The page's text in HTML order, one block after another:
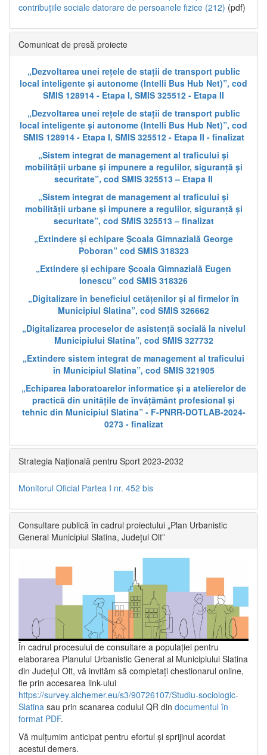
contribuțiile sociale datorare de persoanele fizice (212) (pdf)
Comunicat de presă proiecte
„Dezvoltarea unei rețele de stații de transport public
local inteligente și autonome (Intelli Bus Hub Net)”, cod
SMIS 128914 - Etapa I, SMIS 325512 - Etapa II
„Dezvoltarea unei rețele de stații de transport public
local inteligente și autonome (Intelli Bus Hub Net)”, cod
SMIS 128914 - Etapa I, SMIS 325512 - Etapa II - finalizat
„Sistem integrat de management al traficului și
mobilității urbane și impunere a regulilor, siguranță și
securitate”, cod SMIS 325513 – Etapa II
„Sistem integrat de management al traficului și
mobilității urbane și impunere a regulilor, siguranță și
securitate”, cod SMIS 325513 – finalizat
„Extindere și echipare Școala Gimnazială George
Poboran” cod SMIS 318323
„Extindere și echipare Școala Gimnazială Eugen
Ionescu” cod SMIS 318326
„Digitalizare în beneficiul cetățenilor și al firmelor în
Municipiul Slatina”, cod SMIS 326662
„Digitalizarea proceselor de asistență socială la nivelul
Municipiului Slatina”, cod SMIS 327732
„Extindere sistem integrat de management al traficului
în Municipiul Slatina”, cod SMIS 321905
„Echiparea laboratoarelor informatice și a atelierelor de
practică din unitățile de învățământ profesional și
tehnic din Municipiul Slatina” - F-PNRR-DOTLAB-2024-
0273 - finalizat
Strategia Națională pentru Sport 2023-2032
Monitorul Oficial Partea I nr. 452 bis
Consultare publică în cadrul proiectului „Plan Urbanistic
General Municipiul Slatina, Județul Olt”
În cadrul procesului de consultare a populaţiei pentru
elaborarea Planului Urbanistic General al Municipiului Slatina
din Județul Olt, vă invităm să completați chestionarul online,
fie prin accesarea link-ului
https://survey.alchemer.eu/s3/90726107/Studiu-sociologic-
Slatina sau prin scanarea codului QR din documentul în
format PDF.
Vă mulţumim anticipat pentru efortul şi sprijinul acordat
acestui demers.